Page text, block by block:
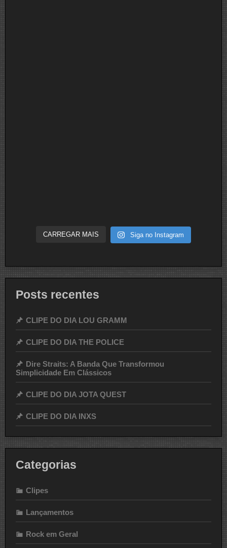
CARREGAR MAIS Siga no Instagram
Posts recentes
CLIPE DO DIA LOU GRAMM
CLIPE DO DIA THE POLICE
Dire Straits: A Banda Que Transformou
Simplicidade Em Clássicos
CLIPE DO DIA JOTA QUEST
CLIPE DO DIA INXS
Categorias
Clipes
Lançamentos
Rock em Geral